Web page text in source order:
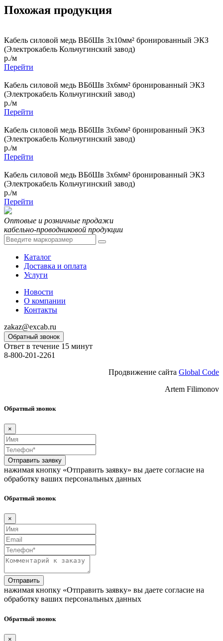
Похожая продукция
Кабель силовой медь ВБбШв 3x10мм² бронированный ЭКЗ
(Электрокабель Кольчугинский завод)
р./м
Перейти
Кабель силовой медь ВБбШв 3x6мм² бронированный ЭКЗ
(Электрокабель Кольчугинский завод)
р./м
Перейти
Кабель силовой медь ВБбШв 3x6мм² бронированный ЭКЗ
(Электрокабель Кольчугинский завод)
р./м
Перейти
Кабель силовой медь ВБбШв 3x6мм² бронированный ЭКЗ
(Электрокабель Кольчугинский завод)
р./м
Перейти
Оптовые и розничные продажи
кабельно-проводниковой продукции
Каталог
Доставка и оплата
Услуги
Новости
О компании
Контакты
zakaz@excab.ru
Обратный звонок
Ответ в течение 15 минут
8-800-201-2261
Продвижение сайта Global Code
Artem Filimonov
Обратный звонок
×
Отправить заявку
нажимая кнопку «Отправить заявку» вы даете согласие на
обработку ваших персональных данных
Обратный звонок
×
Отправить
нажимая кнопку «Отправить заявку» вы даете согласие на
обработку ваших персональных данных
Обратный звонок
×